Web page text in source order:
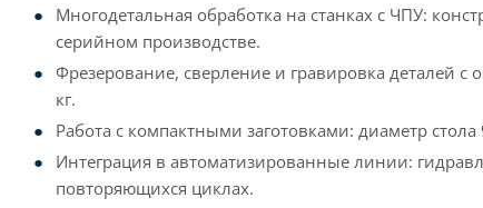
Многодетальная обработка на станках с ЧПУ:
серийном производстве.
Фрезерование, сверление и гравировка деталей с
кг.
Работа с компактными заготовками: диаметр
Интеграция в автоматизированные линии:
повторяющихся циклах.